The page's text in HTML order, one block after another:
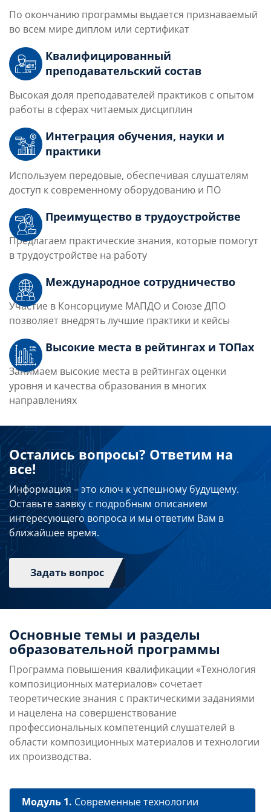
По окончанию программы выдается признаваемый
во всем мире диплом или сертификат
Квалифицированный
преподавательский состав
Высокая доля преподавателей практиков с опытом
работы в сферах читаемых дисциплин
Интеграция обучения, науки и
практики
Используем передовые, обеспечивая слушателям
доступ к современному оборудованию и ПО
Преимущество в трудоустройстве
Предлагаем практические знания, которые помогут
в трудоустройстве на работу
Международное сотрудничество
Участие в Консорциуме МАПДО и Союзе ДПО
позволяет внедрять лучшие практики и кейсы
Высокие места в рейтингах и ТОПах
Занимаем высокие места в рейтингах оценки
уровня и качества образования в многих
направлениях
Остались вопросы? Ответим на
все!
Информация – это ключ к успешному будущему.
Оставьте заявку с подробным описанием
интересующего вопроса и мы ответим Вам в
ближайшее время.
Задать вопрос
Основные темы и разделы
образовательной программы
Программа повышения квалификации «Технология
композиционных материалов» сочетает
теоретические знания с практическими заданиями
и нацелена на совершенствование
профессиональных компетенций слушателей в
области композиционных материалов и технологии
их производства.
Модуль 1. Современные технологии